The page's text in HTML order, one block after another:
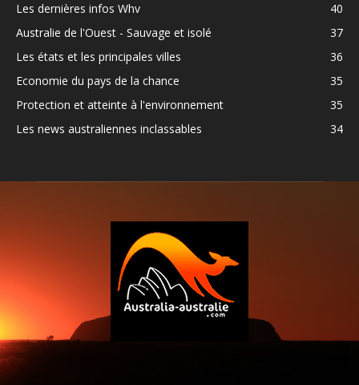
Les dernières infos Whv
40
Australie de l'Ouest - Sauvage et isolé
37
Les états et les principales villes
36
Economie du pays de la chance
35
Protection et atteinte à l'environnement
35
Les news australiennes inclassables
34